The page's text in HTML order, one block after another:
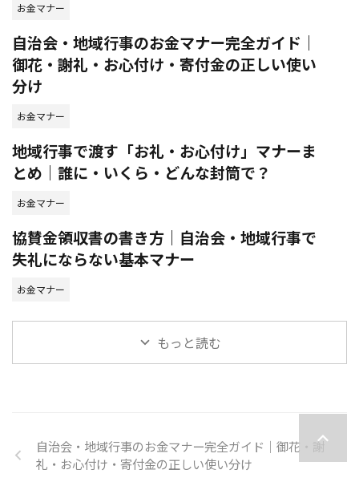
お金マナー
自治会・地域行事のお金マナー完全ガイド｜
御花・謝礼・お心付け・寄付金の正しい使い
分け
お金マナー
地域行事で渡す「お礼・お心付け」マナーま
とめ｜誰に・いくら・どんな封筒で？
お金マナー
協賛金領収書の書き方｜自治会・地域行事で
失礼にならない基本マナー
お金マナー
もっと読む
自治会・地域行事のお金マナー完全ガイド｜御花・謝
礼・お心付け・寄付金の正しい使い分け